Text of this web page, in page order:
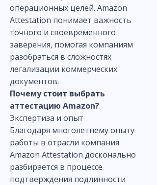
операционных целей. Amazon
Attestation понимает важность
точного и своевременного
заверения, помогая компаниям
разобраться в сложностях
легализации коммерческих
документов.
Почему стоит выбрать
аттестацию Amazon?
Экспертиза и опыт
Благодаря многолетнему опыту
работы в отрасли компания
Amazon Attestation досконально
разбирается в процессе
подтверждения подлинности